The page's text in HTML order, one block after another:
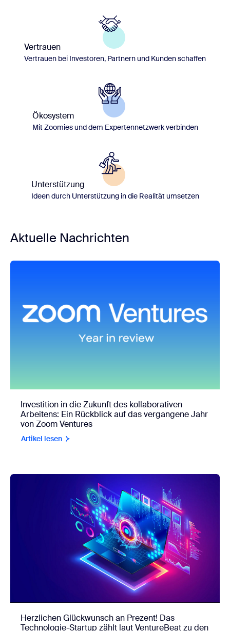
Vertrauen
Vertrauen bei Investoren, Partnern und Kunden schaffen
Ökosystem
Mit Zoomies und dem Expertennetzwerk verbinden
Unterstützung
Ideen durch Unterstützung in die Realität umsetzen
Aktuelle Nachrichten
Investition in die Zukunft des kollaborativen
Arbeitens: Ein Rückblick auf das vergangene Jahr
von Zoom Ventures
Artikel lesen
Herzlichen Glückwunsch an Prezent! Das
Technologie-Startup zählt laut VentureBeat zu den